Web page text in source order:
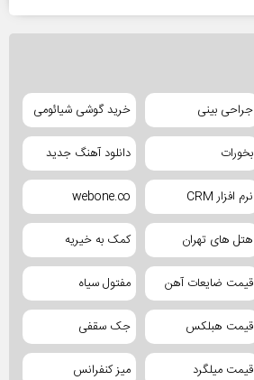
جراحی بینی خرید گوشی شیائومی
بخورات دانلود آهنگ جدید
نرم افزار CRM webone.co
هتل های تهران کمک به خیریه
قیمت ضایعات آهن مفتول سیاه
قیمت هبلکس جک سقفی
قیمت میلگرد میز کنفرانس